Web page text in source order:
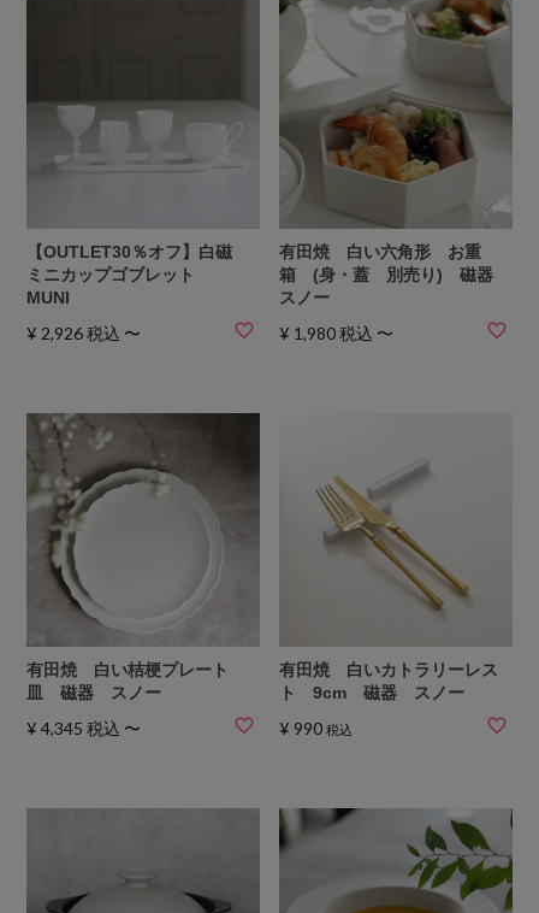
【OUTLET30％オフ】白磁
ミニカップゴブレット
MUNI
¥ 2,926 税込 〜
有田焼 白い六角形 お重
箱 (身・蓋 別売り) 磁器
スノー
¥ 1,980税込 〜
有田焼 白い桔梗プレート
皿 磁器 スノー
¥ 4,345 税込 〜
有田焼 白いカトラリーレス
ト 9cm 磁器 スノー
¥ 990 税込